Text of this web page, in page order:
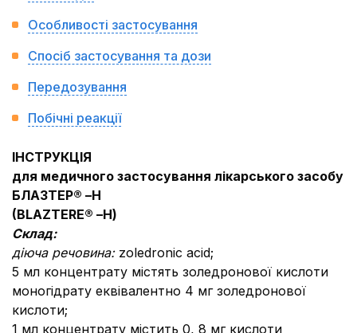
Особливості застосування
Спосіб застосування та дози
Передозування
Побічні реакції
ІНСТРУКЦІЯ
для медичного застосування лікарського засобу
БЛАЗТЕР® –H
(BLAZTERE® –Н)
Склад:
діюча речовина: zoledronic acid;
5 мл концентрату містять золедронової кислоти
моногідрату еквівалентно 4 мг золедронової
кислоти;
1 мл концентрату містить 0, 8 мг кислоти